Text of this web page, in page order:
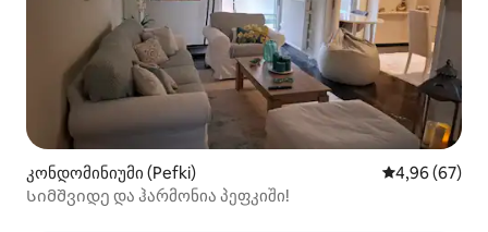
კონდომინიუმი (Pefki) საშუალო
4,96 (67)
Სიმშვიდე და ჰარმონია პეფკიში!